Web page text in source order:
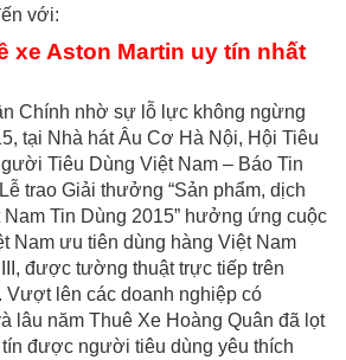
với:
xe Aston Martin uy tín nhất
Chính nhờ sự lỗ lực không ngừng
tại Nhà hát Âu Cơ Hà Nội, Hội Tiêu
Tiêu Dùng Việt Nam – Báo Tin
trao Giải thưởng “Sản phẩm, dịch
Tin Dùng 2015” hưởng ứng cuộc
Nam ưu tiên dùng hàng Việt Nam
được tường thuật trực tiếp trên
Vượt lên các doanh nghiệp có
lâu năm Thuê Xe Hoàng Quân đã lọt
được người tiêu dùng yêu thích